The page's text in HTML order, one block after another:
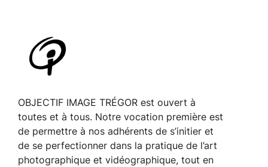
OBJECTIF IMAGE TRÉGOR est ouvert à
toutes et à tous. Notre vocation première est
de permettre à nos adhérents de s’initier et
de se perfectionner dans la pratique de l’art
photographique et vidéographique, tout en